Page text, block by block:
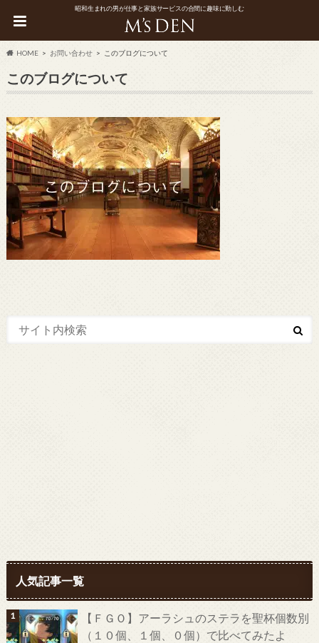
昭和生まれの男が仕事と家族サービスの合間に趣味に勤しむ
HOME お問い合わせ このブログについて
このブログについて
人気記事一覧
【ＦＧＯ】アーラシュのステラを聖杯個数別
（１０個、１個、０個）で比べてみたよ